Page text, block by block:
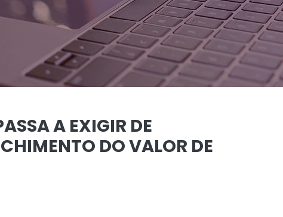
A EXIGIR DE
DO VALOR DE